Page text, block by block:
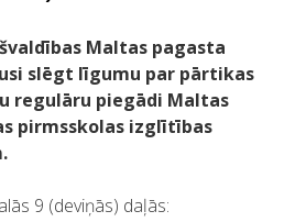
Maltas pagasta
slēgt līgumu par pārtikas
regulāru piegādi Maltas
pirmsskolas izglītības
9 (deviņās) daļās: